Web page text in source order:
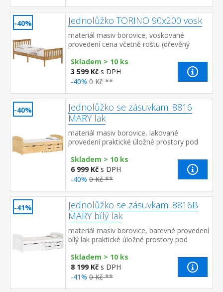
-40% Jednolůžko TORINO 90x200 vosk
materiál masiv borovice, voskované
provedení cena včetně roštu (dřevěný
matrace 90 × 200 cm
Skladem > 10 ks
3 599 Kč s DPH
-40% 0 Kč **
-40%
Jednolůžko se zásuvkami 8816
MARY lak
materiál masiv borovice, lakované
provedení praktické úložné prostory pod
(dřevěný laťkový), matr...
Skladem > 10 ks
6 999 Kč s DPH
-40% 0 Kč **
-41%
Jednolůžko se zásuvkami 8816B
MARY bílý lak
materiál masiv borovice, barevné provedení
bílý lak praktické úložné prostory pod
(dřevěný laťkov...
Skladem > 10 ks
8 199 Kč s DPH
-41% 0 Kč **